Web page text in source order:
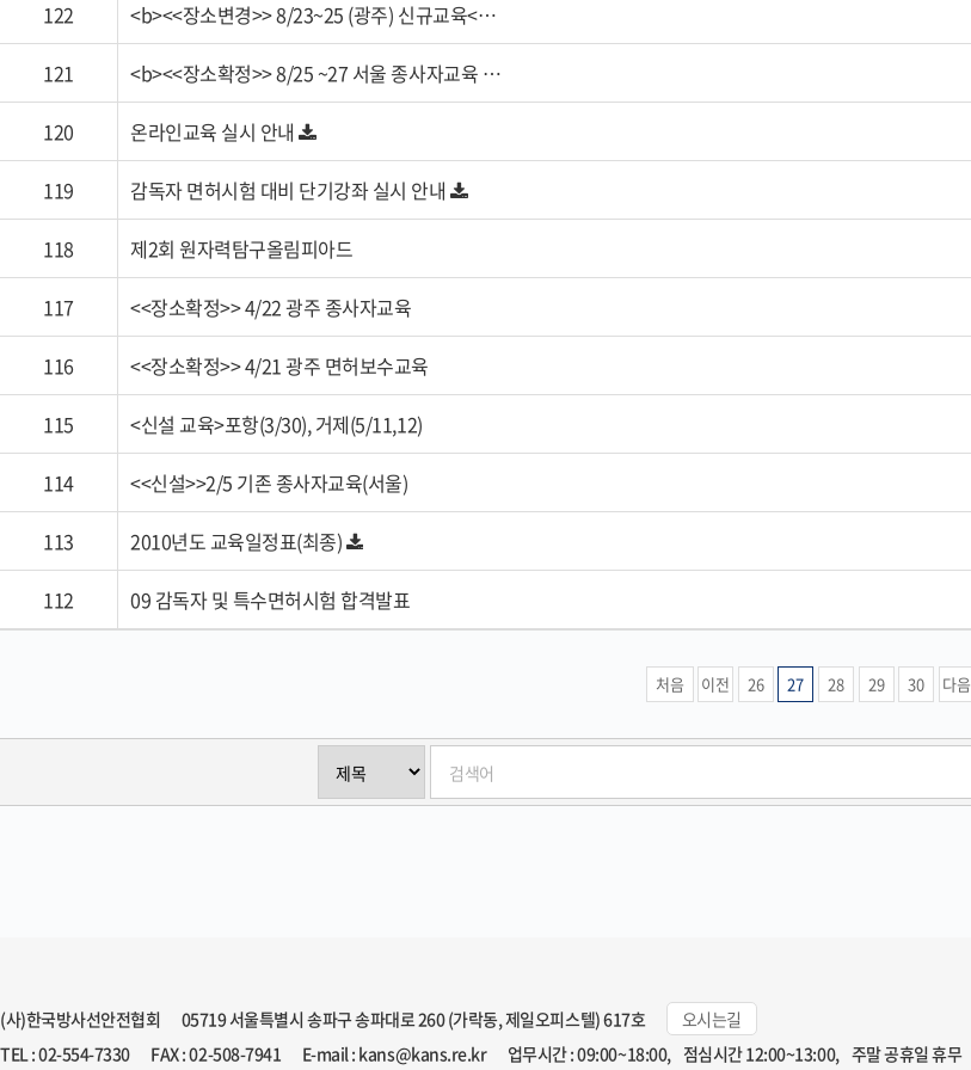
122 <b><<장소변경>> 8/23~25 (광주) 신규교육<…
121 <b><<장소확정>> 8/25 ~27 서울 종사자교육 …
120 온라인교육 실시 안내
119 감독자 면허시험 대비 단기강좌 실시 안내
118 제2회 원자력탐구올림피아드
117 <<장소확정>> 4/22 광주 종사자교육
116 <<장소확정>> 4/21 광주 면허보수교육
115 <신설 교육>포항(3/30), 거제(5/11,12)
114 <<신설>>2/5 기존 종사자교육(서울)
113 2010년도 교육일정표(최종)
112 09 감독자 및 특수면허시험 합격발표
처음 이전 26 27 28 29 30 다음
(사)한국방사선안전협회 05719 서울특별시 송파구 송파대로 260 (가락동, 제일오피스텔) 617호
오시는길
TEL : 02-554-7330
FAX : 02-508-7941 E-mail : kans@kans.re.kr 업무시간 : 09:00~18:00, 점심시간 12:00~13:00, 주말 공휴일 휴무